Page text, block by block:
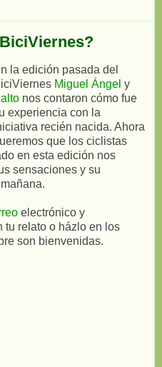
la edición pasada del
Miguel Ángel y
nos contaron cómo fue
experiencia con la
recién nacida. Ahora
que los ciclistas
en esta edición nos
sensaciones y su
electrónico y
tu relato o házlo en los
son bienvenidas.